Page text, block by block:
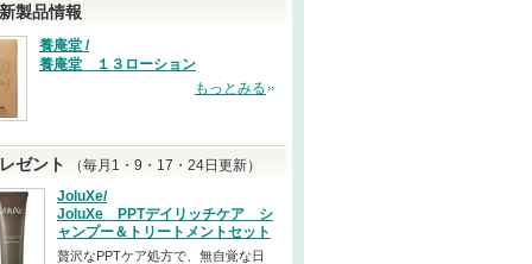
製品情報
養庵堂 /
養庵堂 １３ローション
もっとみる
ゼント
（毎月1・9・17・24日更新）
JoluXe/
JoluXe PPTデイリッチケア シ
ャンプー＆トリートメントセット
贅沢なPPTケア処方で、無自覚な日